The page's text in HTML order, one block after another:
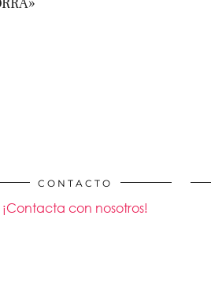
CONTACTO
¡Contacta con nosotros!